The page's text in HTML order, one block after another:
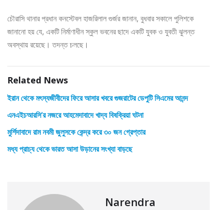
চৌরাসি থানার প্রধান কনস্টেবল হাজরিলাল গুর্জর জানান, বুধবার সকালে পুলিশকে
জানানো হয় যে, একটি নির্মাণাধীন স্কুল ভবনের ছাদে একটি যুবক ও যুবতী ঝুলন্ত
অবস্থায় রয়েছে। তদন্ত চলছে।
Related News
ইরান থেকে মৎস্যজীবীদের ফিরে আসার খবরে গুজরাটের ডেপুটি সিএমের আনন্দ
এনএইচআরসি’র নজরে আহমেদাবাদে খাদ্য বিষক্রিয়া ঘটনা
মুর্শিদাবাদে রাম নবমী জুলুসকে কেন্দ্র করে ৩০ জন গ্রেপ্তার
মধ্য প্রাচ্য থেকে ভারত আসা উড়ানের সংখ্যা বাড়ছে
Narendra